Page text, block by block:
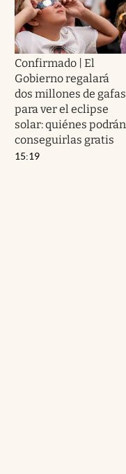
Confirmado | El
Gobierno regalará
dos millones de gafas
para ver el eclipse
solar: quiénes podrán
conseguirlas gratis
15:19